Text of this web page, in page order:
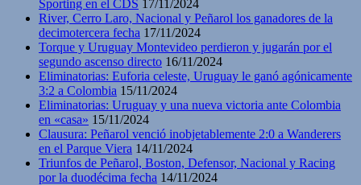
Sporting en el CDS 17/11/2024
River, Cerro Laro, Nacional y Peñarol los ganadores de la
decimotercera fecha 17/11/2024
Torque y Uruguay Montevideo perdieron y jugarán por el
segundo ascenso directo 16/11/2024
Eliminatorias: Euforia celeste, Uruguay le ganó agónicamente
3:2 a Colombia 15/11/2024
Eliminatorias: Uruguay y una nueva victoria ante Colombia
en «casa» 15/11/2024
Clausura: Peñarol venció inobjetablemente 2:0 a Wanderers
en el Parque Viera 14/11/2024
Triunfos de Peñarol, Boston, Defensor, Nacional y Racing
por la duodécima fecha 14/11/2024